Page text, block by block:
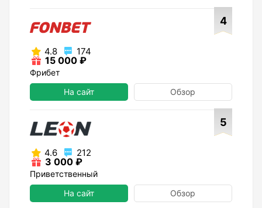
4
4.8 174
15 000 ₽
Фрибет
На сайт
Обзор
5
4.6 212
3 000 ₽
Приветственный
На сайт
Обзор